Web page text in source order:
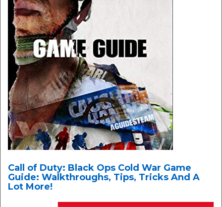
Call of Duty: Black Ops Cold War Game
Guide: Walkthroughs, Tips, Tricks And A
Lot More!